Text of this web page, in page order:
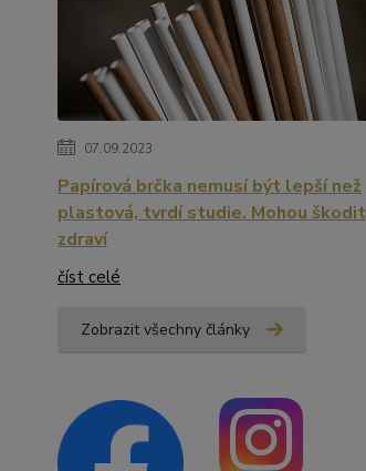
07.09.2023
Papírová brčka nemusí být lepší než
plastová, tvrdí studie. Mohou škodit
zdraví
číst celé
Zobrazit všechny články